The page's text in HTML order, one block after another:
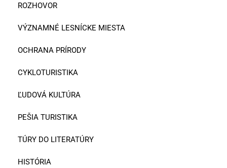
ROZHOVOR
VÝZNAMNÉ LESNÍCKE MIESTA
OCHRANA PRÍRODY
CYKLOTURISTIKA
ĽUDOVÁ KULTÚRA
PEŠIA TURISTIKA
TÚRY DO LITERATÚRY
HISTÓRIA